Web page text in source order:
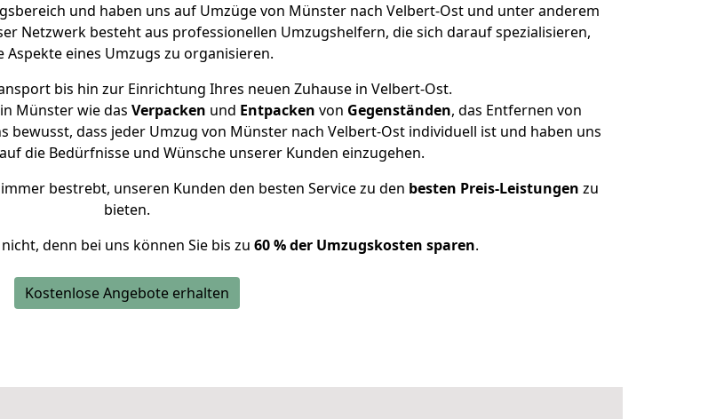
und haben uns auf Umzüge von Münster nach Velbert-Ost und unter anderem
Netzwerk besteht aus professionellen Umzugshelfern, die sich darauf spezialisieren,
Aspekte eines Umzugs zu organisieren.
bis hin zur Einrichtung Ihres neuen Zuhause in Velbert-Ost.
Münster wie das Verpacken und Entpacken von Gegenständen, das Entfernen von
bewusst, dass jeder Umzug von Münster nach Velbert-Ost individuell ist und haben uns
die Bedürfnisse und Wünsche unserer Kunden einzugehen.
bestrebt, unseren Kunden den besten Service zu den besten Preis-Leistungen zu
bieten.
denn bei uns können Sie bis zu 60 % der Umzugskosten sparen.
Kostenlose Angebote erhalten